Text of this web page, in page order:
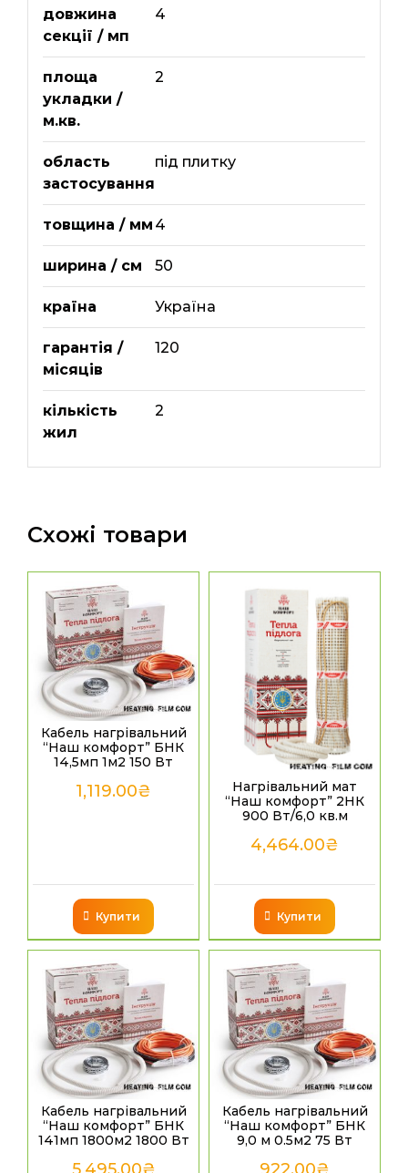
довжина
секції / мп
4
площа
укладки /
м.кв.
2
область
застосування
під плитку
товщина / мм 4
ширина / см 50
країна Україна
гарантія /
місяців
120
кількість
жил
2
Схожі товари
Кабель нагрівальний
“Наш комфорт” БНК
14,5мп 1м2 150 Вт
1,119.00₴
Купити
Нагрівальний мат
“Наш комфорт” 2НК
900 Вт/6,0 кв.м
4,464.00₴
Купити
Кабель нагрівальний
“Наш комфорт” БНК
141мп 1800м2 1800 Вт
5,495.00₴
Кабель нагрівальний
“Наш комфорт” БНК
9,0 м 0.5м2 75 Вт
922.00₴